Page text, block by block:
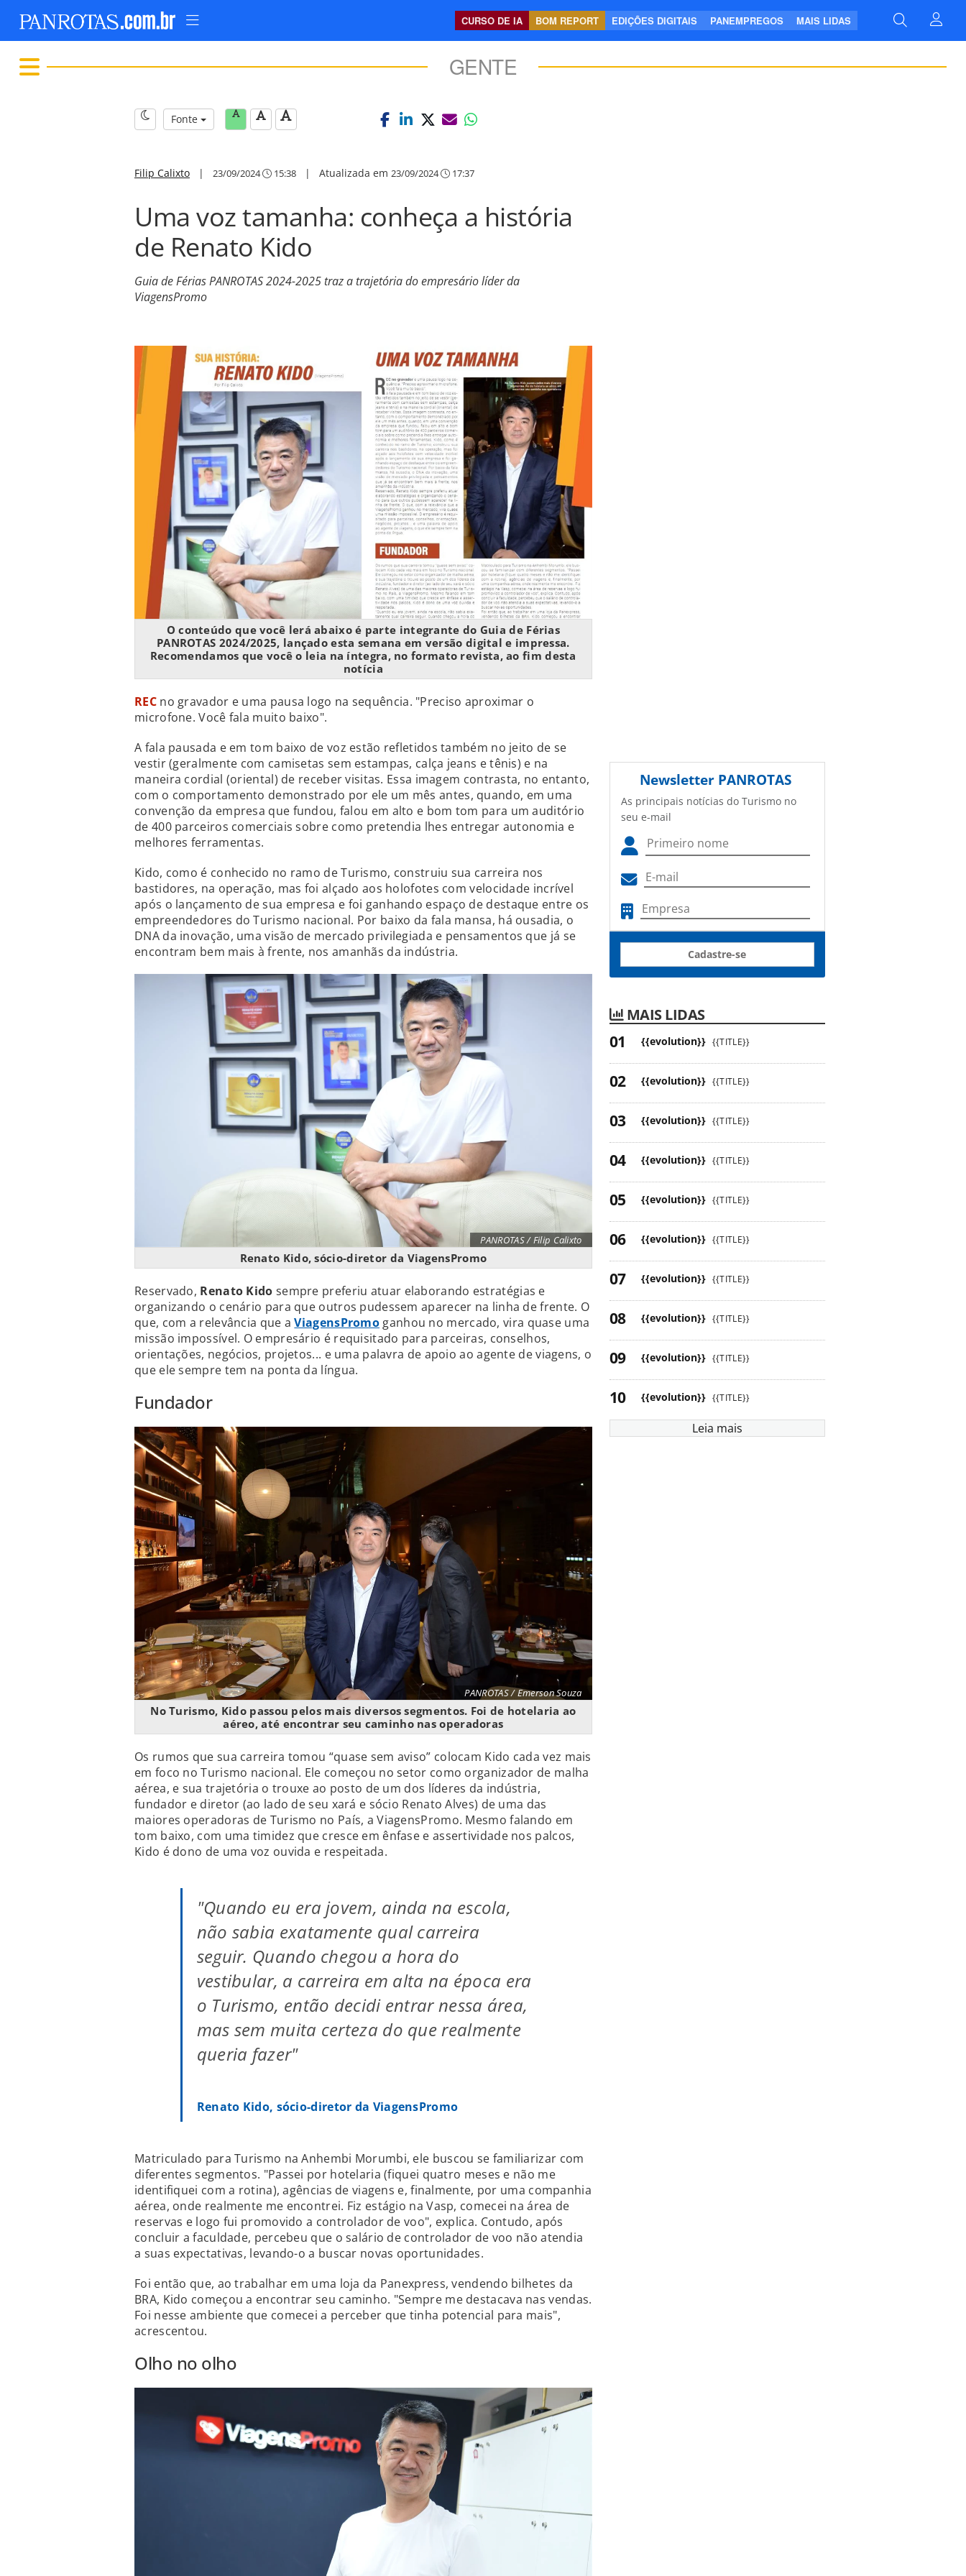
CURSO DE IA BOM REPORT EDIÇÕES DIGITAIS PANEMPREGOS MAIS LIDAS
GENTE
Fonte
Filip Calixto | 23/09/2024 15:38 | Atualizada em 23/09/2024 17:37
Uma voz tamanha: conheça a história
de Renato Kido
Guia de Férias PANROTAS 2024-2025 traz a trajetória do empresário líder da
ViagensPromo
O conteúdo que você lerá abaixo é parte integrante do Guia de Férias
PANROTAS 2024/2025, lançado esta semana em versão digital e impressa.
Recomendamos que você o leia na íntegra, no formato revista, ao fim desta
notícia
RECno gravador e uma pausa logo na sequência. "Preciso aproximar o
microfone. Você fala muito baixo".
A fala pausada e em tom baixo de voz estão refletidos também no jeito de se
vestir (geralmente com camisetas sem estampas, calça jeans e tênis) e na
maneira cordial (oriental) de receber visitas. Essa imagem contrasta, no entanto,
com o comportamento demonstrado por ele um mês antes, quando, em uma
convenção da empresa que fundou, falou em alto e bom tom para um auditório
de 400 parceiros comerciais sobre como pretendia lhes entregar autonomia e
melhores ferramentas.
Kido, como é conhecido no ramo de Turismo, construiu sua carreira nos
bastidores, na operação, mas foi alçado aos holofotes com velocidade incrível
após o lançamento de sua empresa e foi ganhando espaço de destaque entre os
empreendedores do Turismo nacional. Por baixo da fala mansa, há ousadia, o
DNA da inovação, uma visão de mercado privilegiada e pensamentos que já se
encontram bem mais à frente, nos amanhãs da indústria.
PANROTAS / Filip Calixto
Renato Kido, sócio-diretor da ViagensPromo
Reservado, Renato Kido sempre preferiu atuar elaborando estratégias e
organizando o cenário para que outros pudessem aparecer na linha de frente. O
que, com a relevância que aViagensPromo ganhou no mercado, vira quase uma
missão impossível. O empresário é requisitado para parceiras, conselhos,
orientações, negócios, projetos... e uma palavra de apoio ao agente de viagens, o
que ele sempre tem na ponta da língua.
Fundador
PANROTAS / Emerson Souza
No Turismo, Kido passou pelos mais diversos segmentos. Foi de hotelaria ao
aéreo, até encontrar seu caminho nas operadoras
Os rumos que sua carreira tomou “quase sem aviso” colocam Kido cada vez mais
em foco no Turismo nacional. Ele começou no setor como organizador de malha
aérea, e sua trajetória o trouxe ao posto de um dos líderes da indústria,
fundador e diretor (ao lado de seu xará e sócio Renato Alves) de uma das
maiores operadoras de Turismo no País, a ViagensPromo. Mesmo falando em
tom baixo, com uma timidez que cresce em ênfase e assertividade nos palcos,
Kido é dono de uma voz ouvida e respeitada.
"Quando eu era jovem, ainda na escola,
não sabia exatamente qual carreira
seguir. Quando chegou a hora do
vestibular, a carreira em alta na época era
o Turismo, então decidi entrar nessa área,
mas sem muita certeza do que realmente
queria fazer"
Renato Kido, sócio-diretor da ViagensPromo
Matriculado para Turismo na Anhembi Morumbi, ele buscou se familiarizar com
diferentes segmentos. "Passei por hotelaria (fiquei quatro meses e não me
identifiquei com a rotina), agências de viagens e, finalmente, por uma companhia
aérea, onde realmente me encontrei. Fiz estágio na Vasp, comecei na área de
reservas e logo fui promovido a controlador de voo", explica. Contudo, após
concluir a faculdade, percebeu que o salário de controlador de voo não atendia
a suas expectativas, levando-o a buscar novas oportunidades.
Foi então que, ao trabalhar em uma loja da Panexpress, vendendo bilhetes da
BRA, Kido começou a encontrar seu caminho. "Sempre me destacava nas vendas.
Foi nesse ambiente que comecei a perceber que tinha potencial para mais",
acrescentou.
Olho no olho
Newsletter PANROTAS
As principais notícias do Turismo no
seu e-mail
Cadastre-se
MAIS LIDAS
{{evolution}} {{TITLE}}
{{evolution}} {{TITLE}}
{{evolution}} {{TITLE}}
{{evolution}} {{TITLE}}
{{evolution}} {{TITLE}}
{{evolution}} {{TITLE}}
{{evolution}} {{TITLE}}
{{evolution}} {{TITLE}}
{{evolution}} {{TITLE}}
{{evolution}} {{TITLE}}
Leia mais